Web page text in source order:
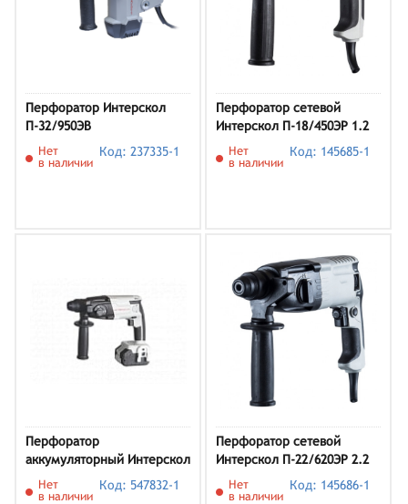
Перфоратор Интерскол
П-32/950ЭВ
Нет
в наличии
Код: 237335-1
Перфоратор сетевой
Интерскол П-18/450ЭР 1.2
ДжНет
в наличии
Код: 145685-1
Перфоратор
аккумуляторный Интерскол
329.4.1.7 ПА-18/18Л2
Нет
в наличии
Код: 547832-1
Перфоратор сетевой
Интерскол П-22/620ЭР 2.2
ДжНет
в наличии
Код: 145686-1